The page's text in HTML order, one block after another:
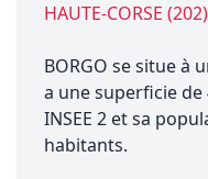
HAUTE-CORSE (202)
BORGO se situe à
a une superficie
INSEE 2 et sa
habitants.